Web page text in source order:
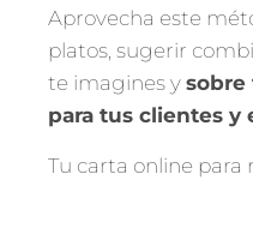
Aprovecha este
platos, sugerir
te imagines y sobre
para tus clientes y
Tu carta online para